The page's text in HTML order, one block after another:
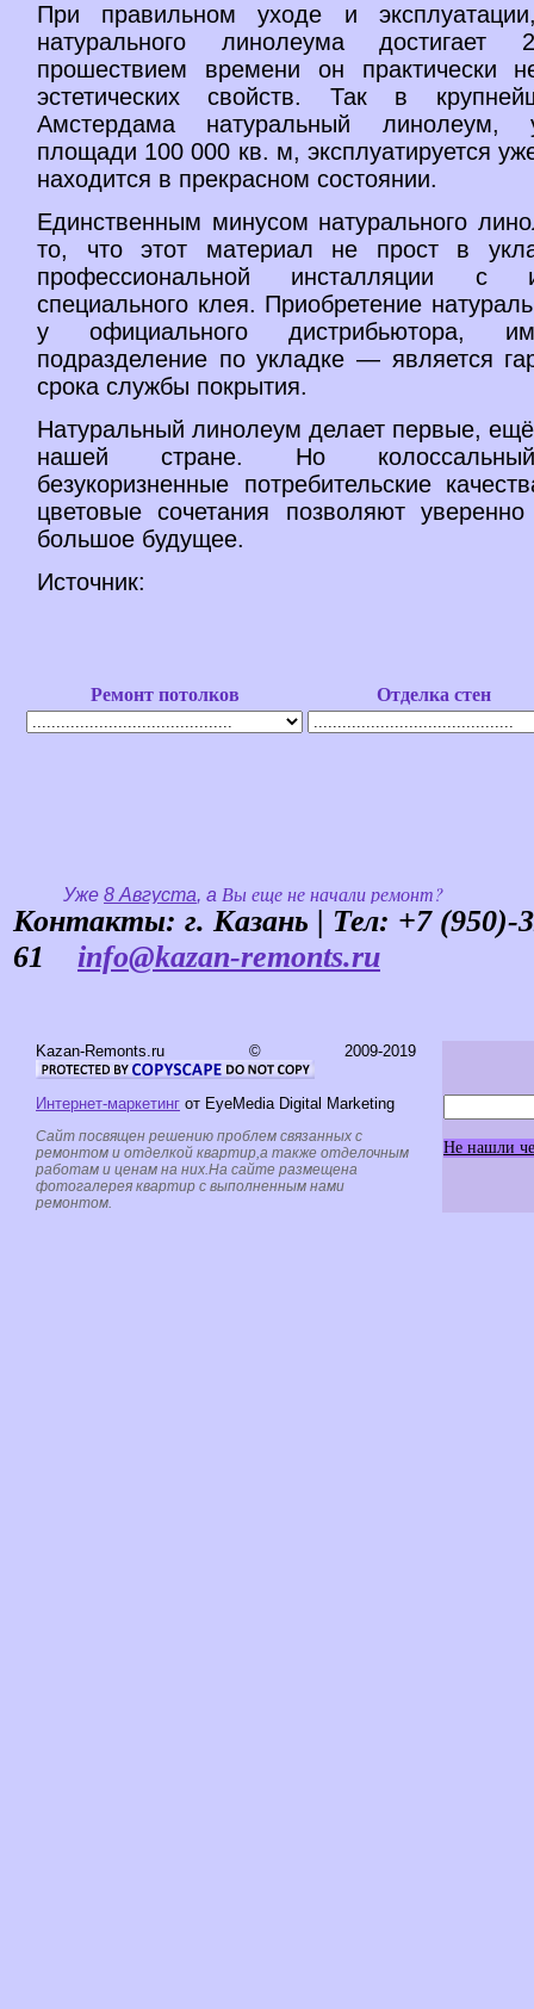
При правильном уходе и
натурального линолеума
прошествием времени он практически
эстетических свойств. Так в
Амстердама натуральный линолеум,
площади 100 000 кв. м, эксплуатируется
находится в прекрасном состоянии.
Единственным минусом натурального
то, что этот материал не прост в
профессиональной инсталляции с
специального клея. Приобретение
у официального дистрибьютора,
подразделение по укладке — является
срока службы покрытия.
Натуральный линолеум делает первые,
нашей стране. Но
безукоризненные потребительские
цветовые сочетания позволяют
большое будущее.
Источник:
Контакты: г. Казань | Тел: +7 (950)-
61
info@kazan-remonts.ru
Kazan-Remonts.ru © 2009-2019
Интернет-маркетинг от EyeMedia Digital Marketing
Сайт посвящен решению проблем связанных с
ремонтом и отделкой квартир,а также отделочным
работам и ценам на них.На сайте размещена
фотогалерея квартир с выполненным нами
ремонтом.
Не нашли